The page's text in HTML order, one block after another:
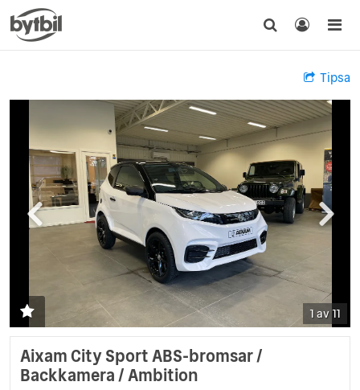
Tipsa
1 av 11
Aixam City Sport ABS-bromsar /
Backkamera / Ambition